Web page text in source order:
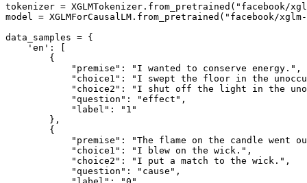
tokenizer = XGLMTokenizer.from_pretrained("facebook/
model = XGLMForCausalLM.from_pretrained("facebook/
data_samples = {
    'en': [
        {
            "premise": "I wanted to conserve energy.",
"choice1": "I swept the floor in the
"choice2": "I shut off the light in the
            "question": "effect",
            "label": "1"
        },
        {
"premise": "The flame on the candle went
            "choice1": "I blew on the wick.",
            "choice2": "I put a match to the wick.",
            "question": "cause",